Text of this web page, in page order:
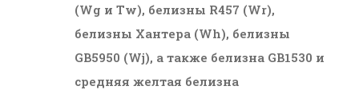
(Wg и Tw), белизны R457 (Wr),
белизны Хантера (Wh), белизны
GB5950 (Wj), а также белизна GB1530 и
средняя желтая белизна